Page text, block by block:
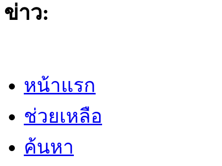
ข่าว:
หน้าแรก
ช่วยเหลือ
ค้นหา